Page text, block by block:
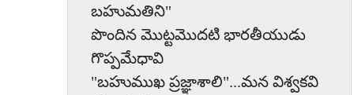
బహుమతిని"
పొందిన మొట్టమొదటి భారతీయుడు
గొప్పమేధావి
"బహుముఖ ప్రజ్ఞాశాలి"...మన విశ్వకవి